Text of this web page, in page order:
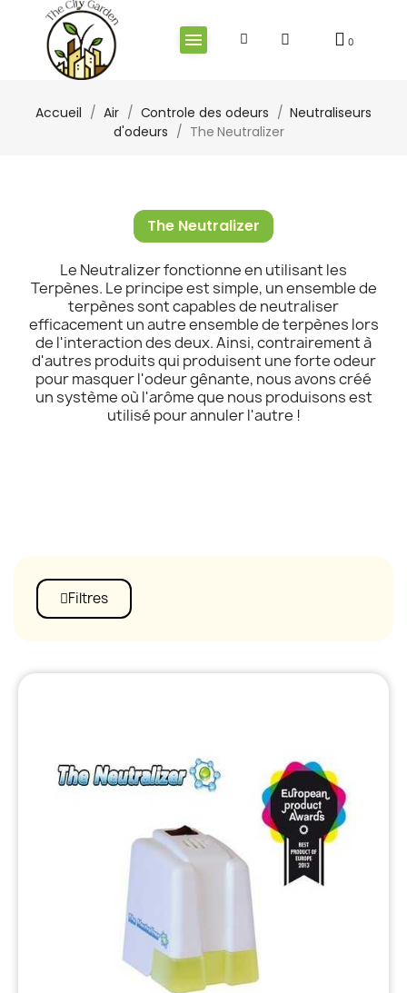
Accueil Air Controle des odeurs
Neutraliseurs
d'odeurs
The Neutralizer
The Neutralizer
Le Neutralizer fonctionne en utilisant les
Terpènes. Le principe est simple, un ensemble de
terpènes sont capables de neutraliser
efficacement un autre ensemble de terpènes lors
de l'interaction des deux. Ainsi, contrairement à
d'autres produits qui produisent une forte odeur
pour masquer l'odeur gênante, nous avons créé
un système où l'arôme que nous produisons est
utilisé pour annuler l'autre !
Filtres